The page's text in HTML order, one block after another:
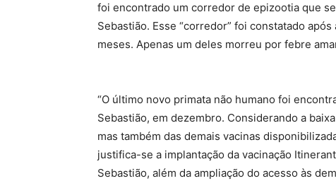
foi encontrado um corredor de epizootia que
Sebastião. Esse “corredor” foi constatado
meses. Apenas um deles morreu por febre
“O último novo primata não humano foi
Sebastião, em dezembro. Considerando a
mas também das demais vacinas
justifica-se a implantação da vacinação
Sebastião, além da ampliação do acesso às